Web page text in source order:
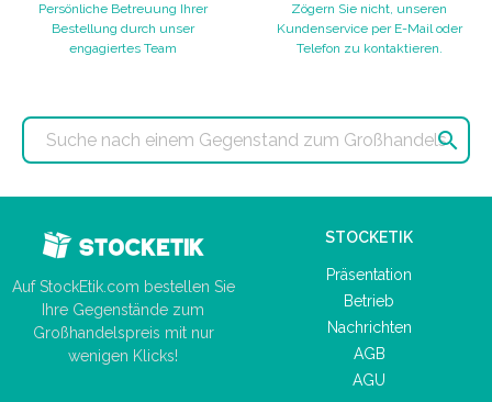
Persönliche Betreuung Ihrer
Bestellung durch unser
engagiertes Team
Zögern Sie nicht, unseren
Kundenservice per E-Mail oder
Telefon zu kontaktieren.

Auf StockEtik.com bestellen Sie
Ihre Gegenstände zum
Großhandelspreis mit nur
wenigen Klicks!
STOCKETIK
Präsentation
Betrieb
Nachrichten
AGB
AGU